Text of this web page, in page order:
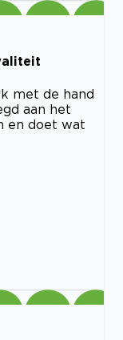
met de hand
aan het
en doet wat